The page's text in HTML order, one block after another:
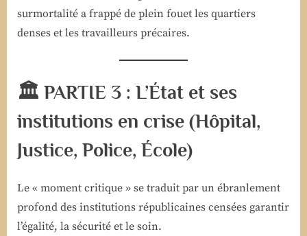
surmortalité a frappé de plein fouet les quartiers
denses et les travailleurs précaires.
🏛️ PARTIE 3 : L’État et ses
institutions en crise (Hôpital,
Justice, Police, École)
Le « moment critique » se traduit par un ébranlement
profond des institutions républicaines censées garantir
l’égalité, la sécurité et le soin.